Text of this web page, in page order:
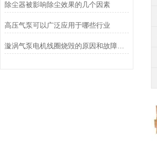
除尘器被影响除尘效果的几个因素
高压气泵可以广泛应用于哪些行业
漩涡气泵电机线圈烧毁的原因和故障普及